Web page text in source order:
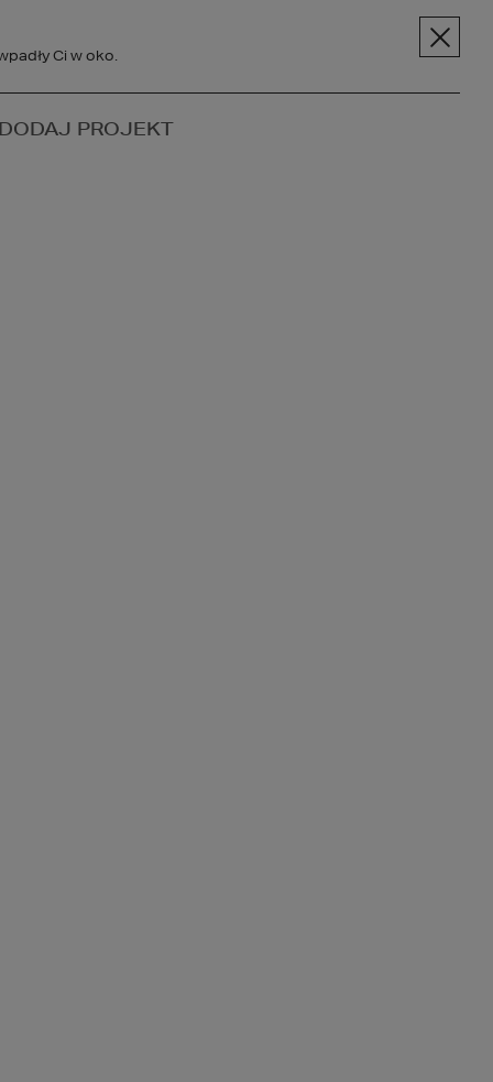
SPOŁECZNOŚĆ
Ci w oko.
DODAJ PROJEKT
przeprowadzenie istotnych prac
jest termomodernizacja
inwestorowi przynosi oszczędności
możesz przystąpić z marszu.
domu czy ocieplenie ścian
budowlaną i zarezerwować termin.
materiałów, kiedy sezon nie jest